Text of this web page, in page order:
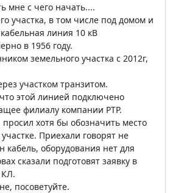
мне с чего начать....
участка, в том числе под домом и
линия 10 кВ
в 1956 году.
земельного участка с 2012г,
участком транзитом.
этой линией подключено
филиалу компании РТР.
хотя бы обозначить место
Приехали говорят не
кабель, оборудования нет для
сказали подготовят заявку в
посоветуйте.